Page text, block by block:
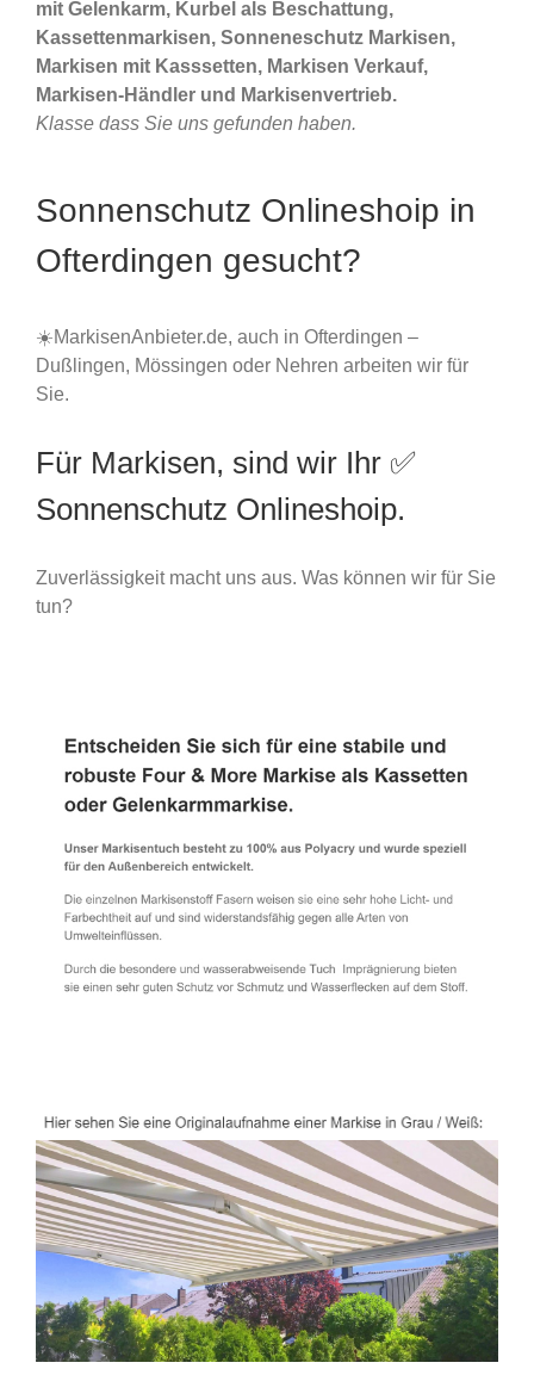
mit Gelenkarm, Kurbel als Beschattung,
Kassettenmarkisen, Sonneneschutz Markisen,
Markisen mit Kasssetten, Markisen Verkauf,
Markisen-Händler und Markisenvertrieb.
Klasse dass Sie uns gefunden haben.
Sonnenschutz Onlineshoip in
Ofterdingen gesucht?
☀️MarkisenAnbieter.de, auch in Ofterdingen –
Dußlingen, Mössingen oder Nehren arbeiten wir für
Sie.
Für Markisen, sind wir Ihr ✅
Sonnenschutz Onlineshoip.
Zuverlässigkeit macht uns aus. Was können wir für Sie
tun?